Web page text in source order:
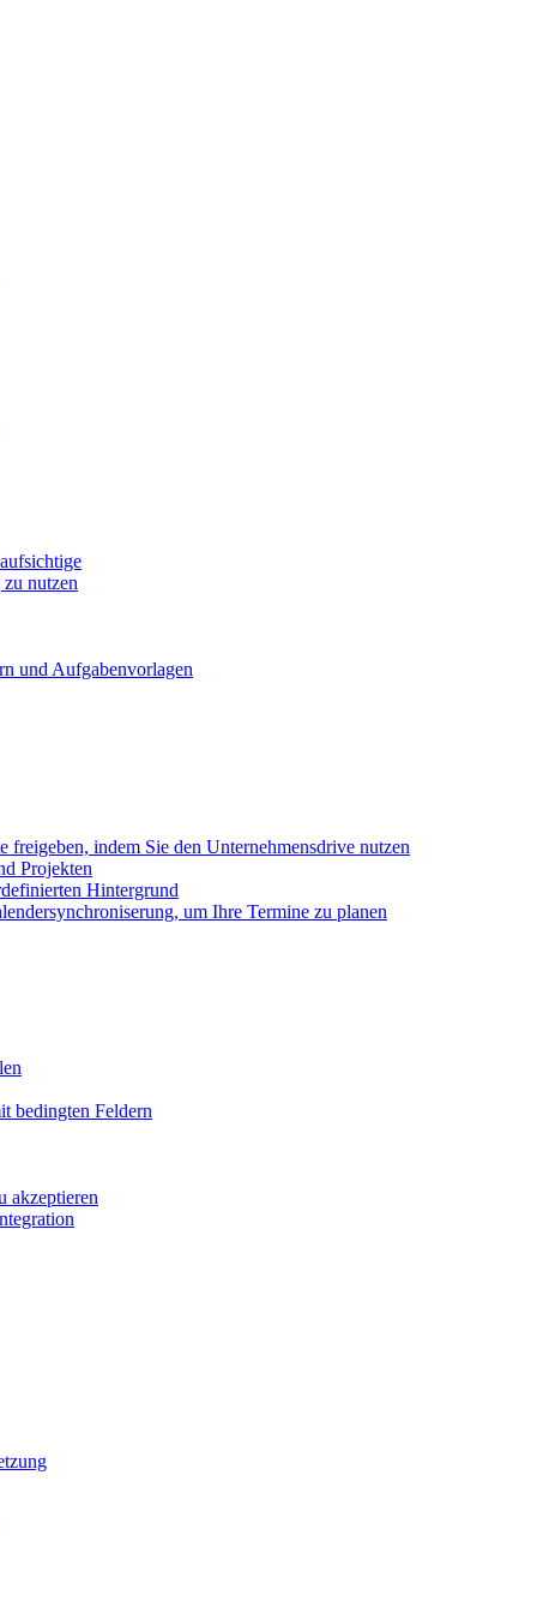
nutzen
und Aufgabenvorlagen
indem Sie den Unternehmensdrive nutzen
Projekten
Hintergrund
um Ihre Termine zu planen
bedingten Feldern
akzeptieren